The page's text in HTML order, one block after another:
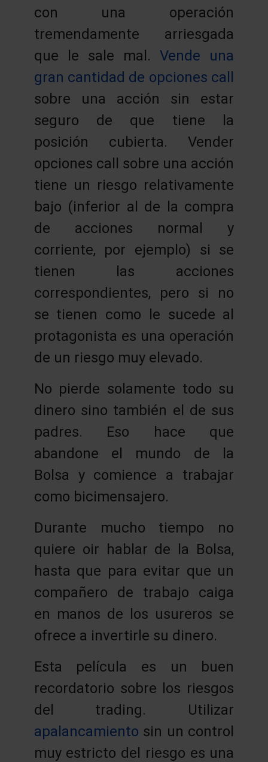
con una operación
tremendamente arriesgada
que le sale mal.Vende una
gran cantidad de opciones call
sobre una acción sin estar
seguro de que tiene la
posición cubierta. Vender
opciones call sobre una acción
tiene un riesgo relativamente
bajo (inferior al de la compra
de acciones normal y
corriente, por ejemplo) si se
tienen las acciones
correspondientes, pero si no
se tienen como le sucede al
protagonista es una operación
de un riesgo muy elevado.
No pierde solamente todo su
dinero sino también el de sus
padres. Eso hace que
abandone el mundo de la
Bolsa y comience a trabajar
como bicimensajero.
Durante mucho tiempo no
quiere oir hablar de la Bolsa,
hasta que para evitar que un
compañero de trabajo caiga
en manos de los usureros se
ofrece a invertirle su dinero.
Esta película es un buen
recordatorio sobre los riesgos
del trading. Utilizar
apalancamiento sin un control
muy estricto del riesgo es una